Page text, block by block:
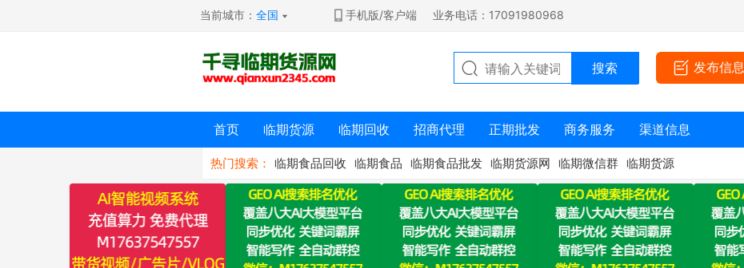
当前城市：全国 手机版/客户端 业务电话：17091980968
发布信息
首页 临期货源 临期回收 招商代理 正期批发 商务服务 渠道信息
热门搜索： 临期食品回收 临期食品 临期食品批发 临期货源网 临期微信群 临期货源